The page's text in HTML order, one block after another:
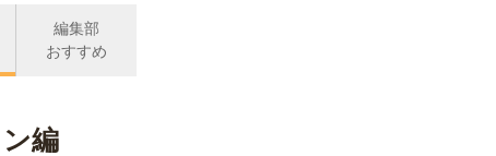
編集部
おすすめ
編